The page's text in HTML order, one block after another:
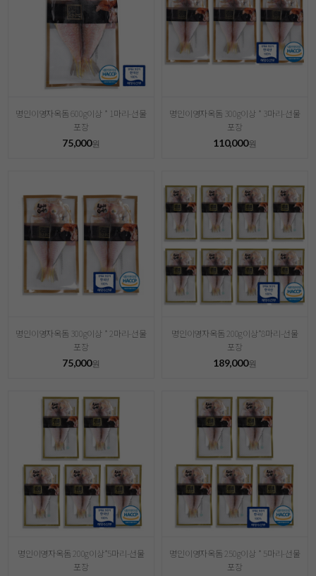
명인이영자옥돔 600g이상 * 1마리-선물
포장
75,000원
명인이영자옥돔 300g이상 * 3마리-선물
포장
110,000원
명인이영자옥돔 300g이상 * 2마리-선물
포장
75,000원
명인이영자옥돔 200g이상*8마리-선물
포장
189,000원
명인이영자옥돔 200g이상*5마리-선물
포장
명인이영자옥돔 250g이상 * 5마리-선물
포장